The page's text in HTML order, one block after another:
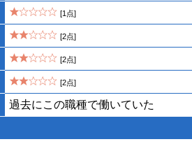
[1点]
[2点]
[2点]
[2点]
過去にこの職種で働いていた